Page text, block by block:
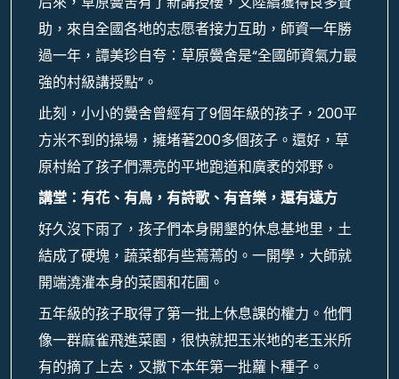
助，來自全國各地的志愿者接力互助，師資一年勝
過一年，譚美珍自夸：草原黌舍是“全國師資氣力最
強的村級講授點”。
此刻，小小的黌舍曾經有了9個年級的孩子，200平
方米不到的操場，擁堵著200多個孩子。還好，草
原村給了孩子們漂亮的平地跑道和廣袤的郊野。
講堂：有花、有鳥，有詩歌、有音樂，還有遠方
好久沒下雨了，孩子們本身開墾的休息基地里，土
結成了硬塊，蔬菜都有些蔫蔫的。一開學，大師就
開端澆灌本身的菜園和花圃。
五年級的孩子取得了第一批上休息課的權力。他們
像一群麻雀飛進菜園，很快就把玉米地的老玉米所
有的摘了上去，又撒下本年第一批蘿卜種子。